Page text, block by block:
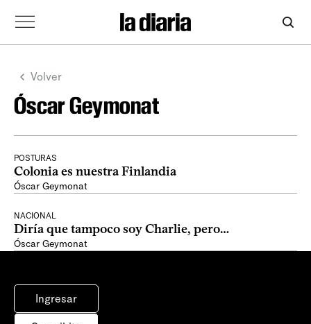
Volver
Óscar Geymonat
POSTURAS
Colonia es nuestra Finlandia
Óscar Geymonat
NACIONAL
Diría que tampoco soy Charlie, pero…
Óscar Geymonat
Ingresar